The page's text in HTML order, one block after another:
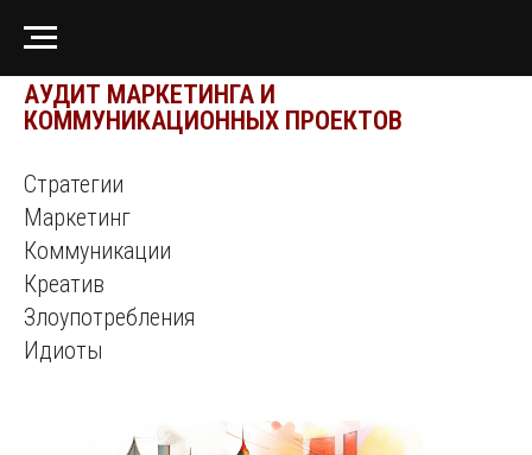
АУДИТ МАРКЕТИНГА И
КОММУНИКАЦИОННЫХ ПРОЕКТОВ
Стратегии
Маркетинг
Коммуникации
Креатив
Злоупотребления
Идиоты